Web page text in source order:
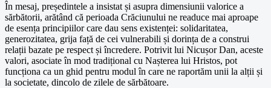
În mesaj, președintele a insistat și asupra dimensiunii valorice a
sărbătorii, arătând că perioada Crăciunului ne readuce mai aproape
de esența principiilor care dau sens existenței: solidaritatea,
generozitatea, grija față de cei vulnerabili și dorința de a construi
relații bazate pe respect și încredere. Potrivit lui Nicușor Dan, aceste
valori, asociate în mod tradițional cu Nașterea lui Hristos, pot
funcționa ca un ghid pentru modul în care ne raportăm unii la alții și
la societate, dincolo de zilele de sărbătoare.